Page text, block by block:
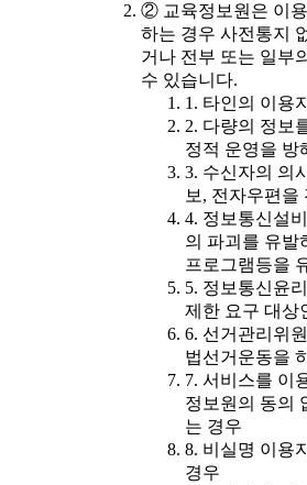
② 교육정보원은 이
하는 경우 사전통지
거나 전부 또는 일부
수 있습니다.
1. 타인의 이용
2. 다량의 정보
정적 운영을 방
3. 수신자의 의
보, 전자우편을
4. 정보통신설
의 파괴를 유발
프로그램등을
5. 정보통신윤
제한 요구 대상
6. 선거관리위
법선거운동을
7. 서비스를 이
정보원의 동의
는 경우
8. 비실명 이용
경우